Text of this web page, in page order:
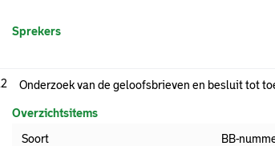
Sprekers
Onderzoek van de geloofsbrieven en besluit tot
Overzichtsitems
Soort
BB-